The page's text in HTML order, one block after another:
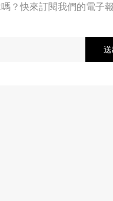
？快來訂閱我們的電子報
送